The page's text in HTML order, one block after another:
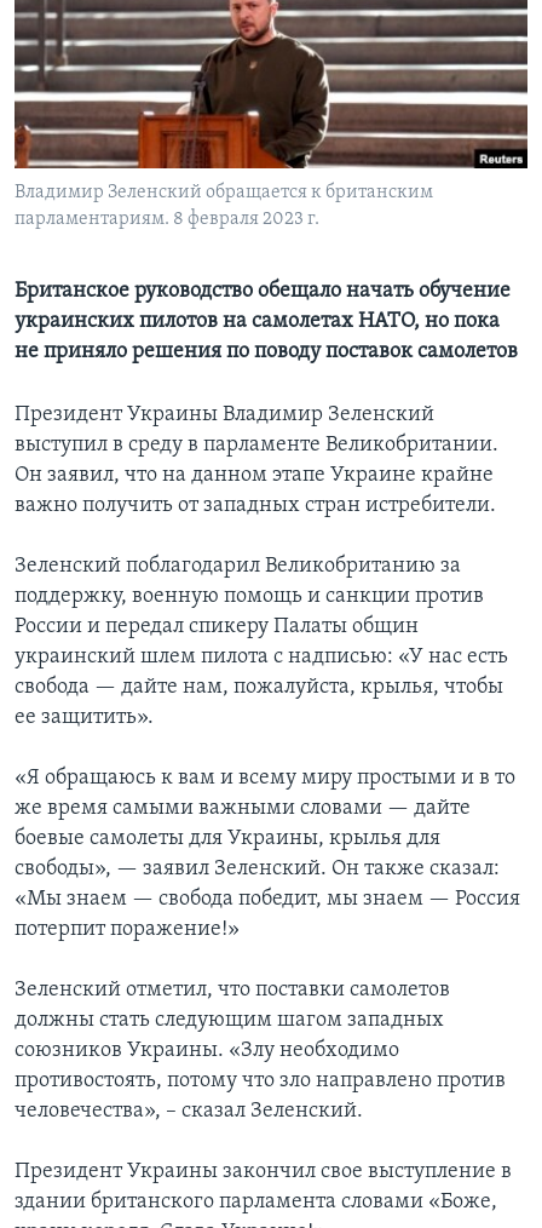
Learning English
СОЦИАЛЬНЫЕ СЕТИ
Языки
Владимир Зеленский обращается к британским
парламентариям. 8 февраля 2023 г.
Британское руководство обещало начать обучение
украинских пилотов на самолетах НАТО, но пока
не приняло решения по поводу поставок самолетов
Президент Украины Владимир Зеленский
выступил в среду в парламенте Великобритании.
Он заявил, что на данном этапе Украине крайне
важно получить от западных стран истребители.
Зеленский поблагодарил Великобританию за
поддержку, военную помощь и санкции против
России и передал спикеру Палаты общин
украинский шлем пилота с надписью: «У нас есть
свобода — дайте нам, пожалуйста, крылья, чтобы
ее защитить».
«Я обращаюсь к вам и всему миру простыми и в то
же время самыми важными словами — дайте
боевые самолеты для Украины, крылья для
свободы», — заявил Зеленский. Он также сказал:
«Мы знаем — свобода победит, мы знаем — Россия
потерпит поражение!»
Зеленский отметил, что поставки самолетов
должны стать следующим шагом западных
союзников Украины. «Злу необходимо
противостоять, потому что зло направлено против
человечества», – сказал Зеленский.
Президент Украины закончил свое выступление в
здании британского парламента словами «Боже,